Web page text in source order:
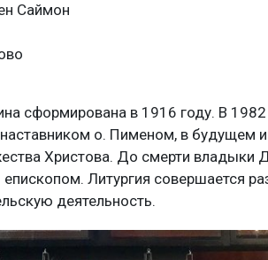
Саймон
сформирована в 1916 году. В
о. Пименом, в будущем
Христова. До смерти владыки
Литургия совершается
деятельность.